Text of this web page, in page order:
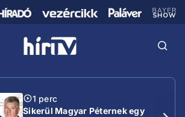
1 perc
Sikerül Magyar Péternek egy